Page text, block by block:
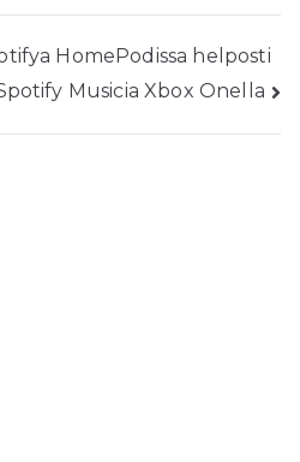
HomePodissa helposti
Musicia Xbox Onella